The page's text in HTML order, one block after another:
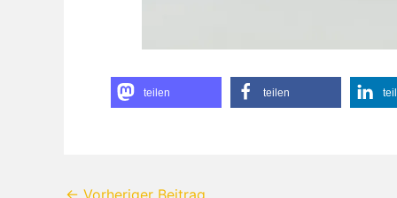
teilen teilen
← Vorheriger Beitrag